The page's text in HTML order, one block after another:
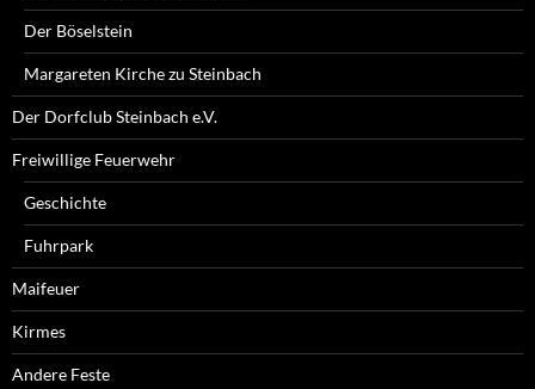
Der Böselstein
Margareten Kirche zu Steinbach
Der Dorfclub Steinbach e.V.
Freiwillige Feuerwehr
Geschichte
Fuhrpark
Maifeuer
Kirmes
Andere Feste